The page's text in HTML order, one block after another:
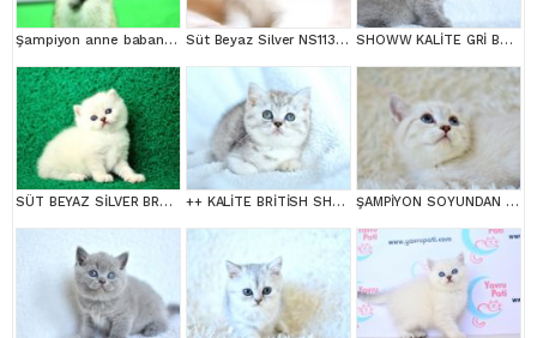
Şampiyon anne babanın yavrusu ny11 golden british Süt Beyaz Silver NS1133 British Shorthair SHOWW KALİTE GRİ BRİTİSH SHORTHAİR YAVRUMUZ
SÜT BEYAZ SİLVER BRTİSH SHORTHAİR NS1133 ++ KALİTE BRİTİSH SHORTHAİR ŞAMPİYON SOYUNDAN LYNX BRİTİSH SHORTHAİR